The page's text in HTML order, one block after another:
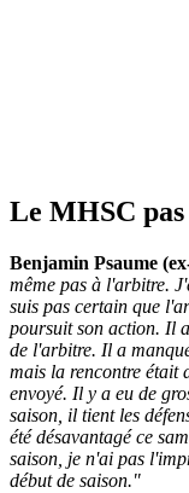
Le MHSC
Benjamin Psaume
même pas à l'arbitre.
suis pas certain que
poursuit son action. Il
de l'arbitre. Il a
mais la rencontre était
envoyé. Il y a eu de
saison, il tient les
été désavantagé ce
saison, je n'ai pas
début de saison."